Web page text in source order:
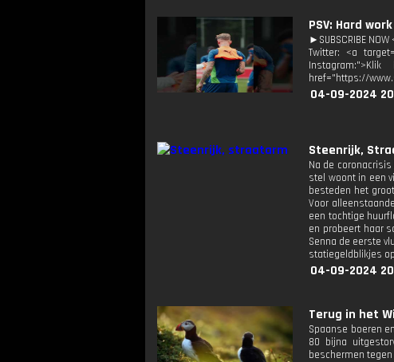
PSV: Hard
►SUBSCRIBE
Twitter: <a
href="https://
04-09-2024
Steenrijk,
Na de
stel woont in een
besteden het
Voor
een tochtige
en probeert haar
Senna de eerste
statiegeldblikjes
04-09-2024
Terug in het
Spaanse boeren
80 bijna
beschermen